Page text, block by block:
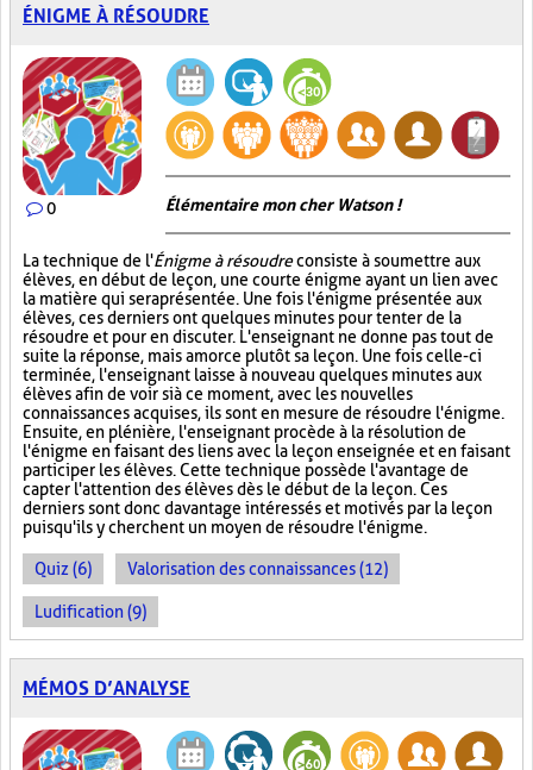
ÉNIGME À RÉSOUDRE
0 Élémentaire mon cher Watson !
La technique de l'Énigme à résoudreconsiste à soumettre aux
élèves, en début de leçon, une courte énigme ayant un lien avec
la matière qui sera présentée. Une fois l'énigme présentée aux
élèves, ces derniers ont quelques minutes pour tenter de la
résoudre et pour en discuter. L'enseignant ne donne pas tout de
suite la réponse, mais amorce plutôt sa leçon. Une fois celle-ci
terminée, l'enseignant laisse à nouveau quelques minutes aux
élèves afin de voir si à ce moment, avec les nouvelles
connaissances acquises, ils sont en mesure de résoudre l'énigme.
Ensuite, en plénière, l'enseignant procède à la résolution de
l'énigme en faisant des liens avec la leçon enseignée et en faisant
participer les élèves. Cette technique possède l'avantage de
capter l'attention des élèves dès le début de la leçon. Ces
derniers sont donc davantage intéressés et motivés par la leçon
puisqu'ils y cherchent un moyen de résoudre l'énigme.
Quiz (6) Valorisation des connaissances (12)
Ludification (9)
MÉMOS D’ANALYSE